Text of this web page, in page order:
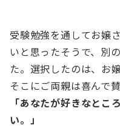
受験勉強を通してお嬢
いと思ったそうで、別
た。選択したのは、お嬢
そこにご両親は喜んで
「あなたが好きなとこ
い。」